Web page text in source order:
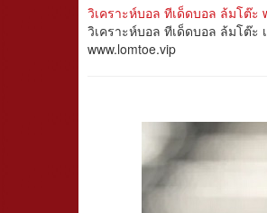
วิเคราะห์บอล ทีเด็ดบอล ล้มโต๊ะ
วิเคราะห์บอล ทีเด็ดบอล ล้มโต๊ะ
www.lomtoe.vip